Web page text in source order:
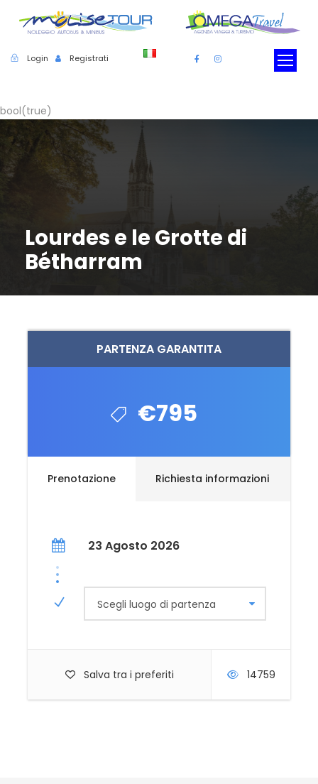
Login Registrati
bool(true)
Lourdes e le Grotte di
Bétharram
PARTENZA GARANTITA
€795
Prenotazione Richiesta informazioni
23 Agosto 2026
Scegli luogo di partenza
Salva tra i preferiti 14759